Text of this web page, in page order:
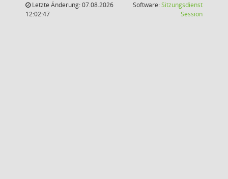
Letzte Änderung: 07.08.2026
12:02:47
Software:Sitzungsdienst
Session(Wird in